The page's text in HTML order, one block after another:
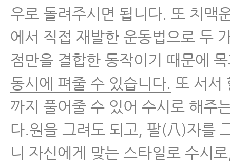
우로 돌려주시면 됩니다. 또 치맥
에서 직접 재발한 운동법으로 두
점만을 결합한 동작이기 때문에
동시에 펴줄 수 있습니다. 또 서서
까지 풀어줄 수 있어 수시로 해주
다.원을 그려도 되고, 팔(八)자를
니 자신에게 맞는 스타일로 수시